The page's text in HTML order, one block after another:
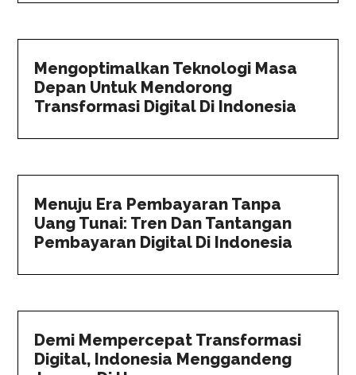
Mengoptimalkan Teknologi Masa
Depan Untuk Mendorong
Transformasi Digital Di Indonesia
Menuju Era Pembayaran Tanpa
Uang Tunai: Tren Dan Tantangan
Pembayaran Digital Di Indonesia
Demi Mempercepat Transformasi
Digital, Indonesia Menggandeng